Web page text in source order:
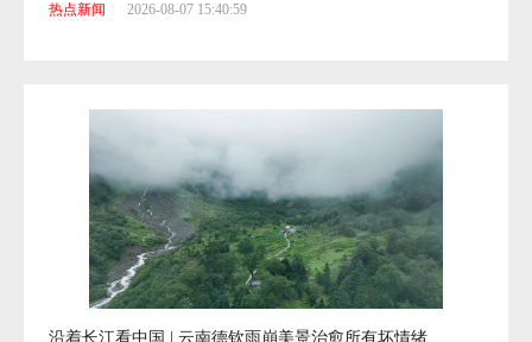
热点新闻 2026-08-07 15:40:59
沿着长江看中国 | 云南德钦雨崩美景治愈所有坏情绪